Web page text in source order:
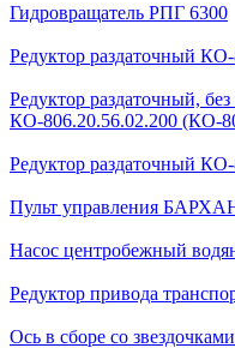
Гидровращатель РПГ 6300
Редуктор раздаточный
Редуктор раздаточный,
КО-806.20.56.02.200 (КО-
Редуктор раздаточный
Пульт управления
Насос центробежный
Редуктор привода
Ось в сборе со